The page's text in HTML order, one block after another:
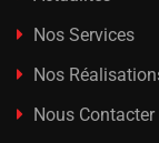
Nos Services
Nos
Nous Contacter